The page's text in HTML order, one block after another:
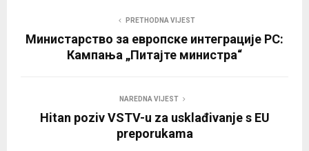
PRETHODNA VIJEST
Министарство за европске интеграције РС:
Кампања „Питајте министра“
NAREDNA VIJEST
Hitan poziv VSTV-u za usklađivanje s EU
preporukama